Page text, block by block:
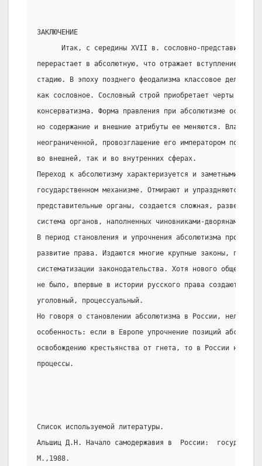
ЗАКЛЮЧЕНИЕ
Итак, с середины XVII в. сословно-
перерастает в абсолютную, что отражает вступление
стадию. В эпоху позднего феодализма классовое деление
как сословное. Сословный строй приобретает черты
консерватизма. Форма правления при абсолютизме
но содержание и внешние атрибуты ее меняются. Власть
неограниченной, провозглашение его императором
во внешней, так и во внутренних сферах.
Переход к абсолютизму характеризуется и заметными
государственном механизме. Отмирают и упраздняются
представительные органы, создается сложная,
система органов, наполненных чиновниками-дворянами.
В период становления и упрочнения абсолютизма
развитие права. Издаются многие крупные законы,
систематизации законодательства. Хотя нового общего
не было, впервые в истории русского права создаются
уголовный, процессуальный.
Но говоря о становлении абсолютизма в России, нельзя
особенность: если в Европе упрочнение позиций
освобождению крестьянства от гнета, то в России
процессы.
Список используемой литературы.
Альшиц Д.Н. Начало самодержавия в  России:
М.,1988.